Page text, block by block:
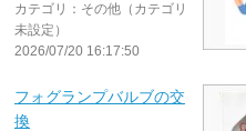
カテゴリ：その他（カテゴリ
未設定）
2026/07/20 16:17:50
フォグランプバルブの交
換